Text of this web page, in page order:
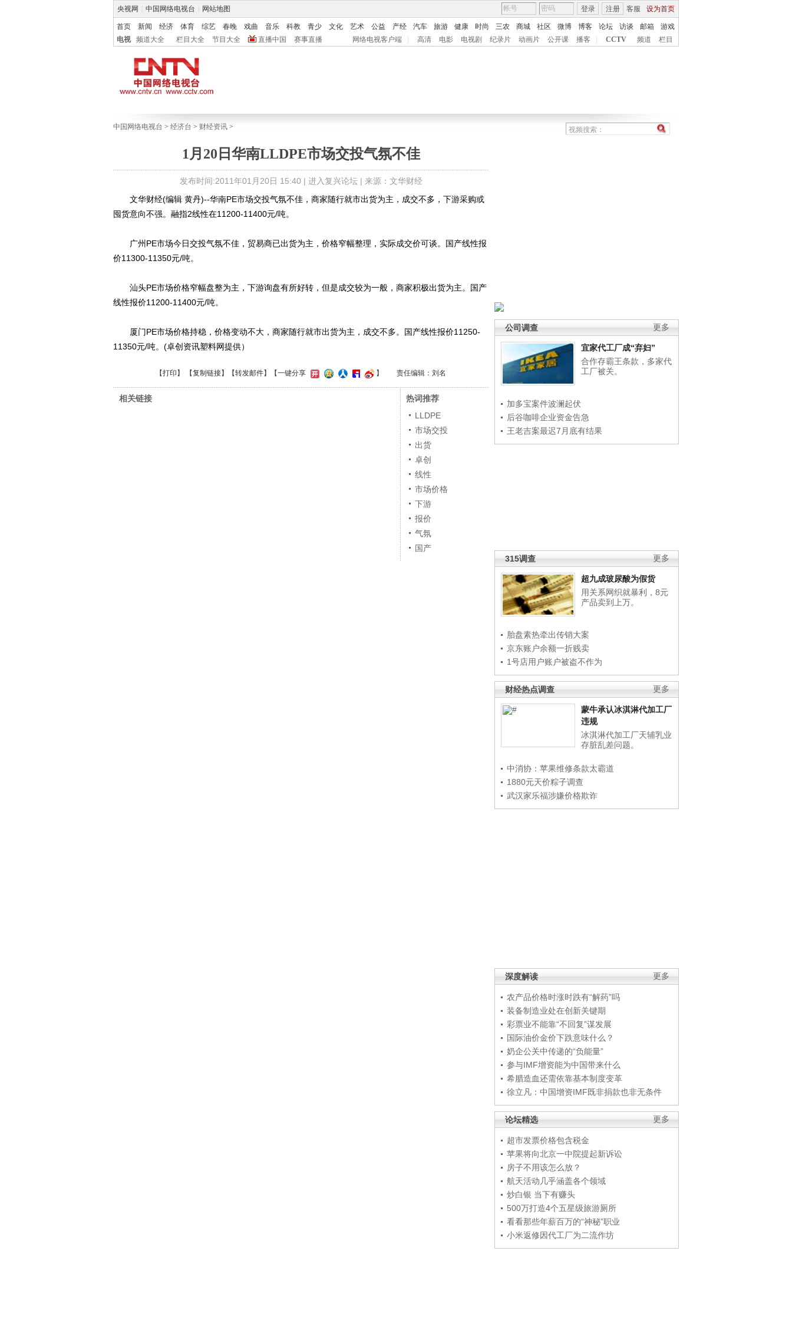
央视网 中国网络电视台 网站地图 客服 设为首页
登录 注册
首页 新闻 经济 体育 综艺 春晚 戏曲 音乐 科教 青少 文化 艺术 公益 产经 汽车 旅游 健康 时尚 三农 商城 社区 微博 博客 论坛 访谈 邮箱
游戏
电视
频道大全 栏目大全 节目大全 直播中国 赛事直播 网络电视客户端 高清 电影 电视剧 纪录片 动画片 公开课 播客 CCTV 频道 栏目
中国网络电视台 > 经济台 > 财经资讯 >
1月20日华南LLDPE市场交投气氛不佳
发布时间:2011年01月20日 15:40 | 进入复兴论坛| 来源：文华财经
更多
公司调查
宜家代工厂成“弃妇”
合作存霸王条款，多家代
工厂被关。
加多宝案件波澜起伏
后谷咖啡企业资金告急
王老吉案最迟7月底有结果
更多
315调查
超九成玻尿酸为假货
用关系网织就暴利，8元
产品卖到上万。
胎盘素热牵出传销大案
京东账户余额一折贱卖
1号店用户账户被盗不作为
更多
财经热点调查
蒙牛承认冰淇淋代加工厂
违规
冰淇淋代加工厂天辅乳业
存脏乱差问题。
中消协：苹果维修条款太霸道
1880元天价粽子调查
武汉家乐福涉嫌价格欺诈
更多
深度解读
农产品价格时涨时跌有“解药”吗
装备制造业处在创新关键期
彩票业不能靠“不回复”谋发展
国际油价金价下跌意味什么？
奶企公关中传递的“负能量”
参与IMF增资能为中国带来什么
希腊造血还需依靠基本制度变革
徐立凡：中国增资IMF既非捐款也非无条件
更多
论坛精选
超市发票价格包含税金
苹果将向北京一中院提起新诉讼
房子不用该怎么放？
航天活动几乎涵盖各个领域
炒白银 当下有赚头
500万打造4个五星级旅游厕所
看看那些年薪百万的“神秘”职业
小米返修因代工厂为二流作坊
文华财经(编辑 黄丹)--华南PE市场交投气氛不佳，商家随行就市出货为主，成交不多，下游采购或
囤货意向不强。融指2线性在11200-11400元/吨。
广州PE市场今日交投气氛不佳，贸易商已出货为主，价格窄幅整理，实际成交价可谈。国产线性报
价11300-11350元/吨。
汕头PE市场价格窄幅盘整为主，下游询盘有所好转，但是成交较为一般，商家积极出货为主。国产
线性报价11200-11400元/吨。
厦门PE市场价格持稳，价格变动不大，商家随行就市出货为主，成交不多。国产线性报价11250-
11350元/吨。(卓创资讯塑料网提供）
【打印 】 【复制链接】【转发邮件】 【一键分享 】 责任编辑：刘名
相关链接
热词推荐
LLDPE
市场交投
出货
卓创
线性
市场价格
下游
报价
气氛
国产